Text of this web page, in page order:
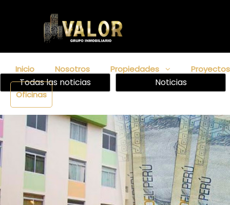
Inicio Nosotros Propiedades
Oficinas
Todas las noticias Noticias